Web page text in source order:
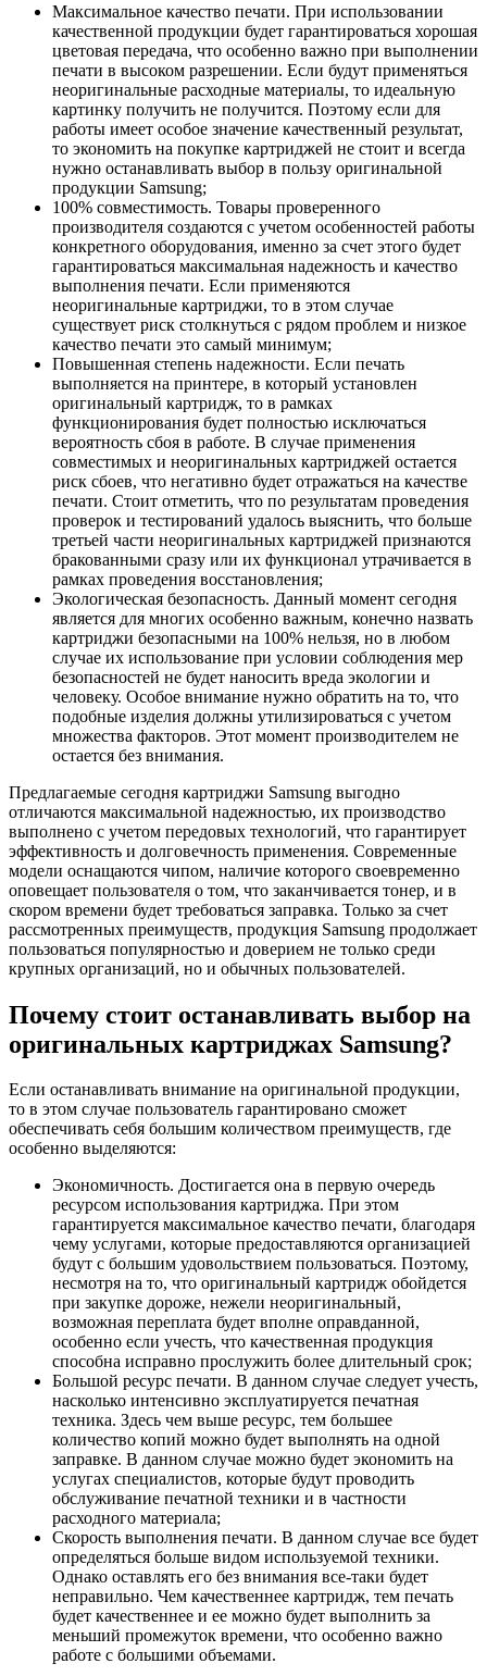
Максимальное качество печати. При использовании
качественной продукции будет гарантироваться хорошая
цветовая передача, что особенно важно при выполнении
печати в высоком разрешении. Если будут применяться
неоригинальные расходные материалы, то идеальную
картинку получить не получится. Поэтому если для
работы имеет особое значение качественный результат,
то экономить на покупке картриджей не стоит и всегда
нужно останавливать выбор в пользу оригинальной
продукции Samsung;
100% совместимость. Товары проверенного
производителя создаются с учетом особенностей работы
конкретного оборудования, именно за счет этого будет
гарантироваться максимальная надежность и качество
выполнения печати. Если применяются
неоригинальные картриджи, то в этом случае
существует риск столкнуться с рядом проблем и низкое
качество печати это самый минимум;
Повышенная степень надежности. Если печать
выполняется на принтере, в который установлен
оригинальный картридж, то в рамках
функционирования будет полностью исключаться
вероятность сбоя в работе. В случае применения
совместимых и неоригинальных картриджей остается
риск сбоев, что негативно будет отражаться на качестве
печати. Стоит отметить, что по результатам проведения
проверок и тестирований удалось выяснить, что больше
третьей части неоригинальных картриджей признаются
бракованными сразу или их функционал утрачивается в
рамках проведения восстановления;
Экологическая безопасность. Данный момент сегодня
является для многих особенно важным, конечно назвать
картриджи безопасными на 100% нельзя, но в любом
случае их использование при условии соблюдения мер
безопасностей не будет наносить вреда экологии и
человеку. Особое внимание нужно обратить на то, что
подобные изделия должны утилизироваться с учетом
множества факторов. Этот момент производителем не
остается без внимания.
Предлагаемые сегодня картриджи Samsung выгодно
отличаются максимальной надежностью, их производство
выполнено с учетом передовых технологий, что гарантирует
эффективность и долговечность применения. Современные
модели оснащаются чипом, наличие которого своевременно
оповещает пользователя о том, что заканчивается тонер, и в
скором времени будет требоваться заправка. Только за счет
рассмотренных преимуществ, продукция Samsung продолжает
пользоваться популярностью и доверием не только среди
крупных организаций, но и обычных пользователей.
Почему стоит останавливать выбор на
оригинальных картриджах Samsung?
Если останавливать внимание на оригинальной продукции,
то в этом случае пользователь гарантировано сможет
обеспечивать себя большим количеством преимуществ, где
особенно выделяются:
Экономичность. Достигается она в первую очередь
ресурсом использования картриджа. При этом
гарантируется максимальное качество печати, благодаря
чему услугами, которые предоставляются организацией
будут с большим удовольствием пользоваться. Поэтому,
несмотря на то, что оригинальный картридж обойдется
при закупке дороже, нежели неоригинальный,
возможная переплата будет вполне оправданной,
особенно если учесть, что качественная продукция
способна исправно прослужить более длительный срок;
Большой ресурс печати. В данном случае следует учесть,
насколько интенсивно эксплуатируется печатная
техника. Здесь чем выше ресурс, тем большее
количество копий можно будет выполнять на одной
заправке. В данном случае можно будет экономить на
услугах специалистов, которые будут проводить
обслуживание печатной техники и в частности
расходного материала;
Скорость выполнения печати. В данном случае все будет
определяться больше видом используемой техники.
Однако оставлять его без внимания все-таки будет
неправильно. Чем качественнее картридж, тем печать
будет качественнее и ее можно будет выполнить за
меньший промежуток времени, что особенно важно
работе с большими объемами.